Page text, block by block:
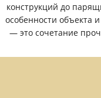
конструкций до
особенности объекта
— это сочетание